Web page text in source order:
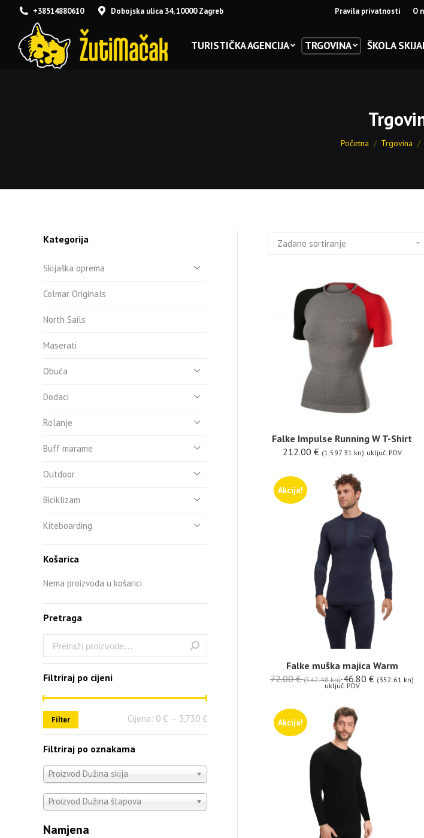
+38514880610 Dobojska ulica 34, 10000 Zagreb Pravila privatnosti O
TURISTIČKA AGENCIJA TRGOVINA ŠKOLA
You are
Početna Trgovina
Falke Impulse Running W T-Shirt
212.00 € (1,597.31 kn) uključ. PDV
Akcija!
Falke muška majica Warm
72.00€ (542.48 kn) 46.80 € (352.61 kn)
uključ. PDV
Akcija!
Kategorija
Skijaška oprema
Colmar Originals
North Sails
Maserati
Obuća
Dodaci
Rolanje
Buff marame
Outdoor
Biciklizam
Kiteboarding
Košarica
Nema proizvoda u košarici
Pretraga
Filtriraj po cijeni
Filter Cijena: 0 € — 3,730 €
Filtriraj po oznakama
Proizvod Dužina skija
Proizvod Dužina štapova
Namjena